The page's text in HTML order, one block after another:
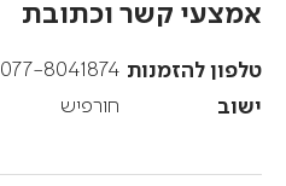
אמצעי קשר וכתובת
טלפון להזמנות 077-8041874
ישוב חורפיש